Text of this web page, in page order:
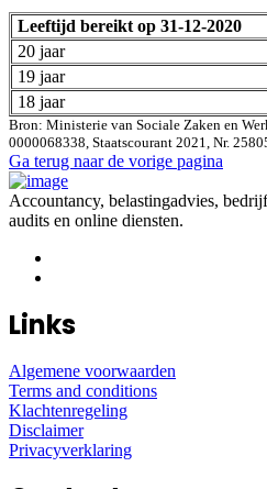
Leeftijd bereikt op 31-12-2020
20 jaar
19 jaar
18 jaar
Bron: Ministerie van Sociale Zaken en
0000068338, Staatscourant 2021, Nr.
Ga terug naar de vorige pagina
Accountancy, belastingadvies,
audits en online diensten.
Links
Algemene voorwaarden
Terms and conditions
Klachtenregeling
Disclaimer
Privacyverklaring